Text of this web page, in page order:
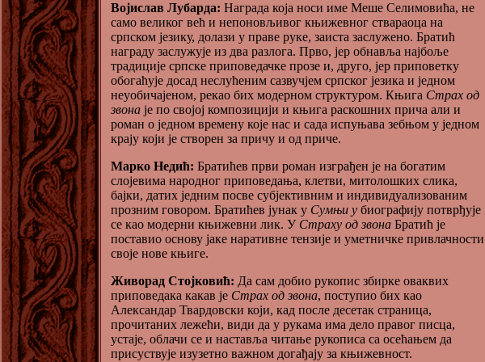
Војислав Лубарда: Награда која носи име Меше Селимовића, не
само великог већ и непоновљивог књижевног ствараоца на
српском језику, долази у праве руке, заиста заслужено. Братић
награду заслужује из два разлога. Прво, јер обнавља најбоље
традиције српске приповедачке прозе и, друго, јер приповетку
обогаћује досад неслућеним сазвучјем српског језика и једном
неуобичајеном, рекао бих модерном структуром. Књига Страх од
звона је по својој композицији и књига раскошних прича али и
роман о једном времену које нас и сада испуњава зебњом у једном
крају који је створен за причу и од приче.
Марко Недић: Братићев први роман изграђен је на богатим
слојевима народног приповедања, клетви, митолошких слика,
бајки, датих једним посве субјективним и индивидуализованим
прозним говором. Братићев јунак у Сумњи у биографију потврђује
се као модерни књижевни лик. У Страху од звона Братић је
поставио основу јаке наративне тензије и уметничке привлачности
своје нове књиге.
Живорад Стојковић: Да сам добио рукопис збирке оваквих
приповедака какав је Страх од звона, поступио бих као
Александар Твардовски који, кад после десетак страница,
прочитаних лежећи, види да у рукама има дело правог писца,
устаје, облачи се и наставља читање рукописа са осећањем да
присуствује изузетно важном догађају за књижевност.